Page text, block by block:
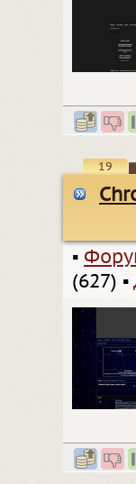
19
▪
(627) ▪